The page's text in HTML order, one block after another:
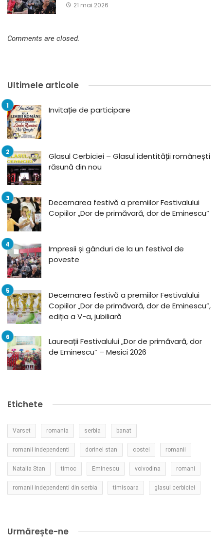
21 mai 2026
Comments are closed.
Ultimele articole
Invitație de participare
Glasul Cerbiciei – Glasul identității românești
răsună din nou
Decernarea festivă a premiilor Festivalului
Copiilor „Dor de primăvară, dor de Eminescu”
Impresii și gânduri de la un festival de
poveste
Decernarea festivă a premiilor Festivalului
Copiilor „Dor de primăvară, dor de Eminescu”,
ediția a V-a, jubiliară
Laureații Festivalului „Dor de primăvară, dor
de Eminescu” – Mesici 2026
Etichete
Varset romania serbia banat
romanii independenti dorinel stan costei romanii
Natalia Stan timoc Eminescu voivodina romani
romanii independenti din serbia timisoara glasul cerbiciei
Urmărește-ne